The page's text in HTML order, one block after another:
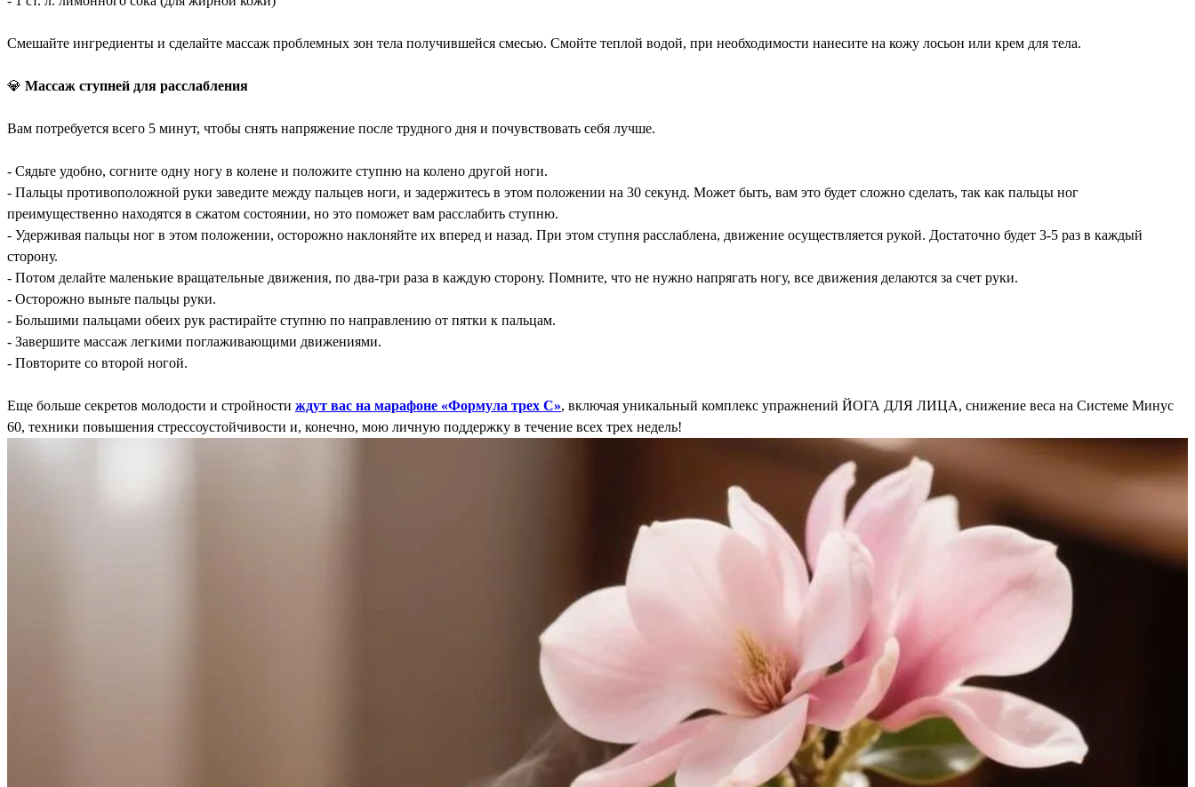
Смешайте ингредиенты и сделайте массаж проблемных зон тела получившейся смесью. Смойте теплой водой, при необходимости нанесите на кожу лосьон или крем для тела.
💎 Массаж ступней для расслабления
Вам потребуется всего 5 минут, чтобы снять напряжение после трудного дня и почувствовать себя лучше.
- Сядьте удобно, согните одну ногу в колене и положите ступню на колено другой ноги.
- Пальцы противоположной руки заведите между пальцев ноги, и задержитесь в этом положении на 30 секунд. Может быть, вам это будет сложно сделать, так как пальцы ног
преимущественно находятся в сжатом состоянии, но это поможет вам расслабить ступню.
- Удерживая пальцы ног в этом положении, осторожно наклоняйте их вперед и назад. При этом ступня расслаблена, движение осуществляется рукой. Достаточно будет 3-5 раз в каждый
сторону.
- Потом делайте маленькие вращательные движения, по два-три раза в каждую сторону. Помните, что не нужно напрягать ногу, все движения делаются за счет руки.
- Осторожно выньте пальцы руки.
- Большими пальцами обеих рук растирайте ступню по направлению от пятки к пальцам.
- Завершите массаж легкими поглаживающими движениями.
- Повторите со второй ногой.
Еще больше секретов молодости и стройности ждут вас на марафоне «Формула трех С», включая уникальный комплекс упражнений ЙОГА ДЛЯ ЛИЦА, снижение веса на Системе Минус
60, техники повышения стрессоустойчивости и, конечно, мою личную поддержку в течение всех трех недель!